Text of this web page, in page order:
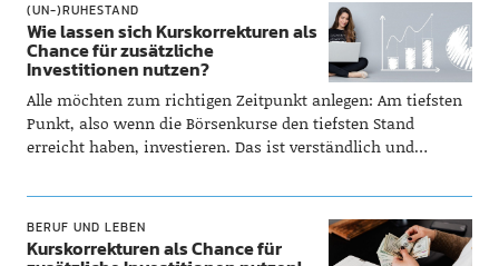
(UN-)RUHESTAND
Wie lassen sich Kurskorrekturen als
Chance für zusätzliche
Investitionen nutzen?
Alle möchten zum richtigen Zeitpunkt anlegen: Am tiefsten
Punkt, also wenn die Börsenkurse den tiefsten Stand
erreicht haben, investieren. Das ist verständlich und…
BERUF UND LEBEN
Kurskorrekturen als Chance für